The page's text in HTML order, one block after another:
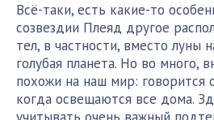
Всё-таки, есть какие-то
созвездии Плеяд другое
тел, в частности, вместо луны
голубая планета. Но во много,
похожи на наш мир: говорится
когда освещаются все дома.